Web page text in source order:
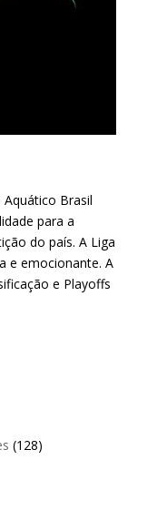
Brasil
para a
do país. A Liga
e emocionante. A
e Playoffs
(128)